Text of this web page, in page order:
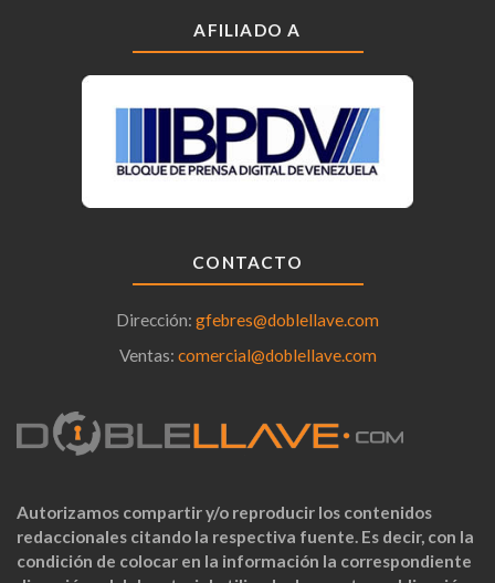
AFILIADO A
CONTACTO
Dirección: gfebres@doblellave.com
Ventas: comercial@doblellave.com
Autorizamos compartir y/o reproducir los contenidos
redaccionales citando la respectiva fuente. Es decir, con la
condición de colocar en la información la correspondiente